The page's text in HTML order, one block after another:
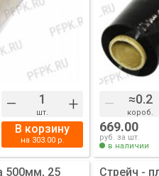
– шт. +
В корзину
на 303.00р.
– короб.
669.00
руб. за шт.
в наличии
500мм, 25
Стрейч -